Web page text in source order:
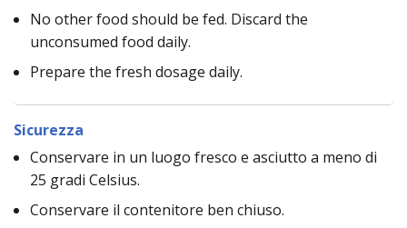
No other food should be fed. Discard the
unconsumed food daily.
Prepare the fresh dosage daily.
Sicurezza
Conservare in un luogo fresco e asciutto a meno di
25 gradi Celsius.
Conservare il contenitore ben chiuso.